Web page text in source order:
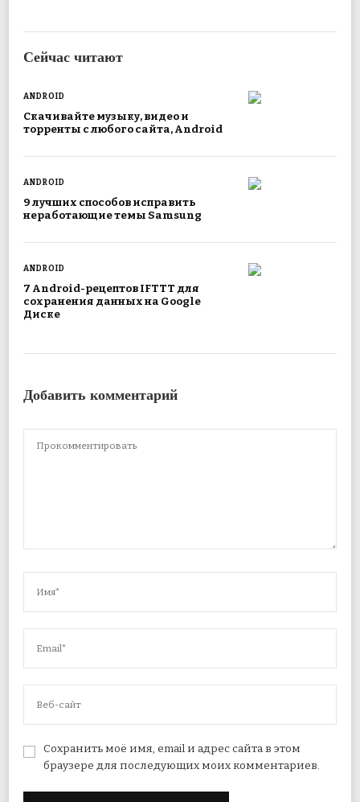
Сейчас читают
ANDROID
Скачивайте музыку, видео и
торренты с любого сайта, Android
ANDROID
9 лучших способов исправить
неработающие темы Samsung
ANDROID
7 Android-рецептов IFTTT для
сохранения данных на Google
Диске
Добавить комментарий
Сохранить моё имя, email и адрес сайта в этом
браузере для последующих моих комментариев.